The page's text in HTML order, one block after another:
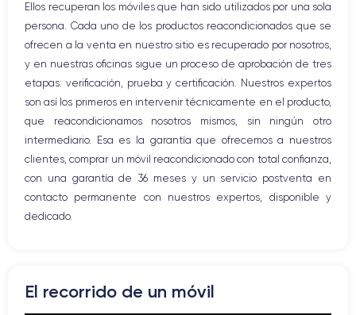
Red móvil
Vibración
Conector USB
Ellos recuperan los móviles que han sido utilizados por una sola
persona. Cada uno de los productos reacondicionados que se
ofrecen a la venta en nuestro sitio es recuperado por nosotros,
y en nuestras oficinas sigue un proceso de aprobación de tres
etapas: verificación, prueba y certificación. Nuestros expertos
son así los primeros en intervenir técnicamente en el producto,
que reacondicionamos nosotros mismos, sin ningún otro
intermediario. Esa es la garantía que ofrecemos a nuestros
clientes, comprar un móvil reacondicionado con total confianza,
con una garantía de 36 meses y un servicio postventa en
contacto permanente con nuestros expertos, disponible y
dedicado.
El recorrido de un móvil